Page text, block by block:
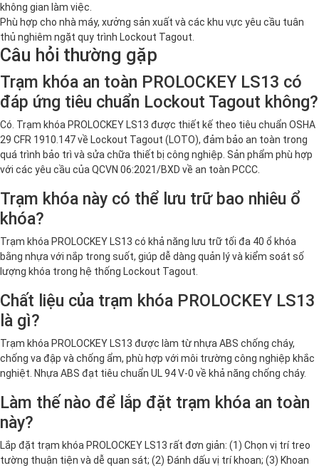
không gian làm việc.
Phù hợp cho nhà máy, xưởng sản xuất và các khu vực yêu cầu tuân
thủ nghiêm ngặt quy trình Lockout Tagout.
Câu hỏi thường gặp
Trạm khóa an toàn PROLOCKEY LS13 có
đáp ứng tiêu chuẩn Lockout Tagout không?
Có. Trạm khóa PROLOCKEY LS13 được thiết kế theo tiêu chuẩn OSHA
29 CFR 1910.147 về Lockout Tagout (LOTO), đảm bảo an toàn trong
quá trình bảo trì và sửa chữa thiết bị công nghiệp. Sản phẩm phù hợp
với các yêu cầu của QCVN 06:2021/BXD về an toàn PCCC.
Trạm khóa này có thể lưu trữ bao nhiêu ổ
khóa?
Trạm khóa PROLOCKEY LS13 có khả năng lưu trữ tối đa 40 ổ khóa
bằng nhựa với nắp trong suốt, giúp dễ dàng quản lý và kiểm soát số
lượng khóa trong hệ thống Lockout Tagout.
Chất liệu của trạm khóa PROLOCKEY LS13
là gì?
Trạm khóa PROLOCKEY LS13 được làm từ nhựa ABS chống cháy,
chống va đập và chống ẩm, phù hợp với môi trường công nghiệp khắc
nghiệt. Nhựa ABS đạt tiêu chuẩn UL 94 V-0 về khả năng chống cháy.
Làm thế nào để lắp đặt trạm khóa an toàn
này?
Lắp đặt trạm khóa PROLOCKEY LS13 rất đơn giản: (1) Chọn vị trí treo
tường thuận tiện và dễ quan sát; (2) Đánh dấu vị trí khoan; (3) Khoan